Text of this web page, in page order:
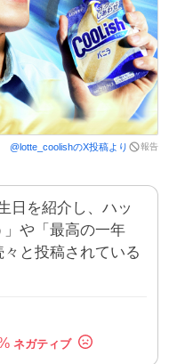
@lotte_coolishのX投稿より 報告
日を紹介し、ハッ
や「最高の一年
と投稿されている